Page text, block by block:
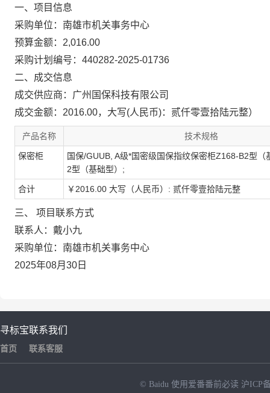
一、项目信息
采购单位：南雄市机关事务中心
预算金额：2,016.00
采购计划编号：440282-2025-01736
二、成交信息
成交供应商：广州国保科技有限公司
成交金额：2016.00，大写(人民币)：贰仟零壹拾陆元整）
产品名称 技术规格
保密柜
国保/GUUB, A级*国密级国保指纹保密柜Z168-B2型（
2型（基础型）;
合计 ￥2016.00 大写（人民币）: 贰仟零壹拾陆元整
三、 项目联系方式
联系人：戴小九
采购单位：南雄市机关事务中心
2025年08月30日
寻标宝
首页
联系我们
联系客服
© Baidu 使用爱番番前必读 沪ICP